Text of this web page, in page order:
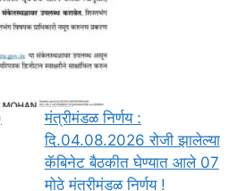
मंत्रीमंडळ निर्णय :
दि.04.08.2026 रोजी झालेल्या
कॅबिनेट बैठकीत घेण्यात आले 07
मोठे मंत्रीमंडळ निर्णय !